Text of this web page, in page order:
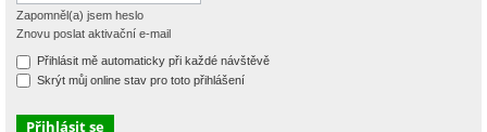
Zapomněl(a) jsem heslo
Znovu poslat aktivační e-mail
Přihlásit mě automaticky při každé návštěvě
Skrýt můj online stav pro toto přihlášení